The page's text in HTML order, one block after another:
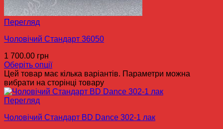
Перегляд
Чоловічий Стандарт 36050
1 700.00 грн
Оберіть опції
Цей товар має кілька варіантів. Параметри можна
вибрати на сторінці товару
Перегляд
Чоловічий Стандарт BD Dance 302-1 лак